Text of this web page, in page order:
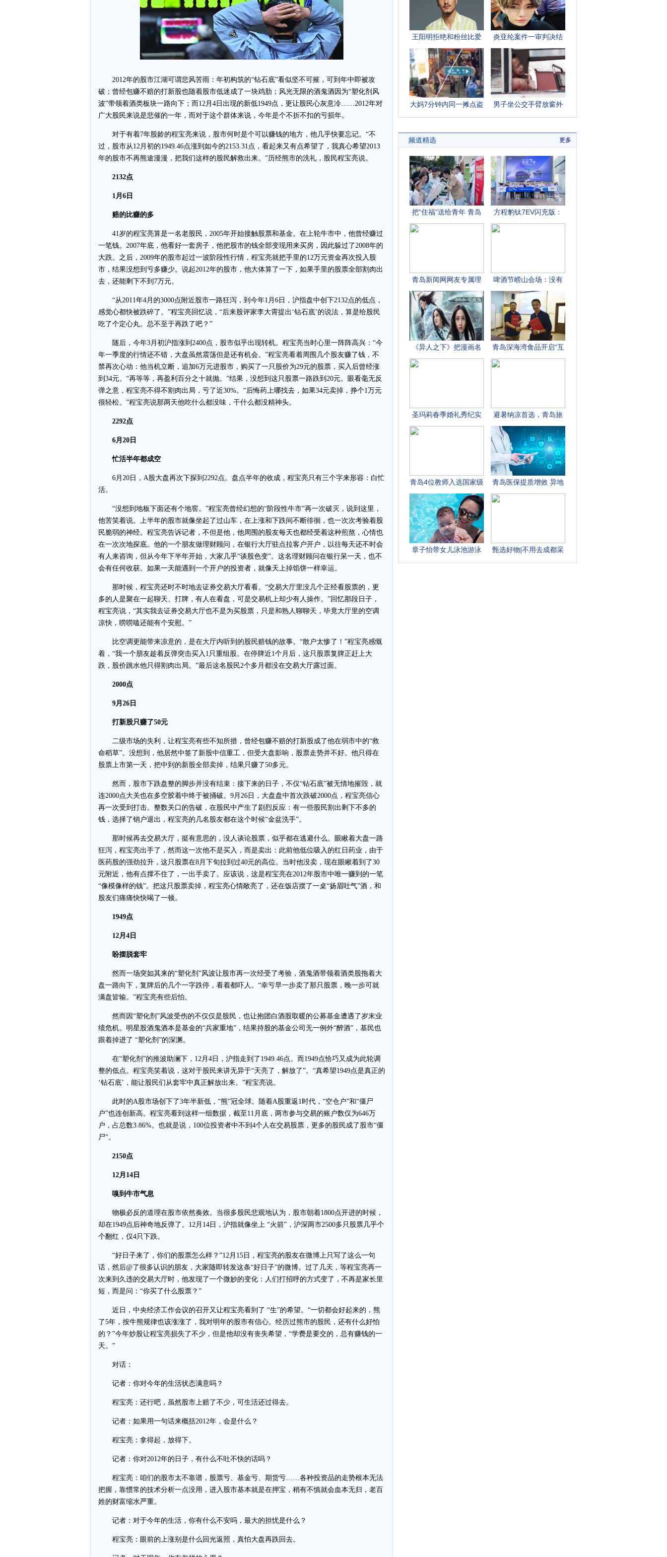
2012年的股市江湖可谓悲风苦雨：年初构筑的“钻石底”看似坚不可摧，可到年中即被攻
破；曾经包赚不赔的打新股也随着股市低迷成了一块鸡肋；风光无限的酒鬼酒因为“塑化剂风
波”带领着酒类板块一路向下；而12月4日出现的新低1949点，更让股民心灰意冷……2012年对
广大股民来说是悲催的一年，而对于这个群体来说，今年是个不折不扣的亏损年。
对于有着7年股龄的程宝亮来说，股市何时是个可以赚钱的地方，他几乎快要忘记。“不
过，股市从12月初的1949.46点涨到如今的2153.31点，看起来又有点希望了，我真心希望2013
年的股市不再熊途漫漫，把我们这样的股民解救出来。”历经熊市的洗礼，股民程宝亮说。
2132点
1月6日
赔的比赚的多
41岁的程宝亮算是一名老股民，2005年开始接触股票和基金。在上轮牛市中，他曾经赚过
一笔钱。2007年底，他看好一套房子，他把股市的钱全部变现用来买房，因此躲过了2008年的
大跌。之后，2009年的股市起过一波阶段性行情，程宝亮就把手里的12万元资金再次投入股
市，结果没想到亏多赚少。说起2012年的股市，他大体算了一下，如果手里的股票全部割肉出
去，还能剩下不到7万元。
“从2011年4月的3000点附近股市一路狂泻，到今年1月6日，沪指盘中创下2132点的低点，
感觉心都快被跌碎了。”程宝亮回忆说，“后来股评家李大霄提出‘钻石底’的说法，算是给股民
吃了个定心丸。总不至于再跌了吧？”
随后，今年3月初沪指涨到2400点，股市似乎出现转机。程宝亮当时心里一阵阵高兴：“今
年一季度的行情还不错，大盘虽然震荡但是还有机会。”程宝亮看着周围几个股友赚了钱，不
禁再次心动：他当机立断，追加6万元进股市，购买了一只股价为29元的股票，买入后曾经涨
到34元。“再等等，再盈利百分之十就抛。”结果，没想到这只股票一路跌到20元。眼看毫无反
弹之意，程宝亮不得不割肉出局，亏了近30%。“后悔药上哪找去，如果34元卖掉，挣个1万元
很轻松。”程宝亮说那两天他吃什么都没味，干什么都没精神头。
2292点
6月20日
忙活半年都成空
6月20日，A股大盘再次下探到2292点。盘点半年的收成，程宝亮只有三个字来形容：白忙
活。
“没想到地板下面还有个地窖。”程宝亮曾经幻想的“阶段性牛市”再一次破灭，说到这里，
他苦笑着说。上半年的股市就像坐起了过山车，在上涨和下跌间不断徘徊，也一次次考验着股
民脆弱的神经。程宝亮告诉记者，不但是他，他周围的股友每天也都经受着这种煎熬，心情也
在一次次地探底。他的一个朋友做理财顾问，在银行大厅驻点拉客户开户，以往每天还不时会
有人来咨询，但从今年下半年开始，大家几乎“谈股色变”。这名理财顾问在银行呆一天，也不
会有任何收获。如果一天能遇到一个开户的投资者，就像天上掉馅饼一样幸运。
那时候，程宝亮还时不时地去证券交易大厅看看。“交易大厅里没几个正经看股票的，更
多的人是聚在一起聊天、打牌，有人在看盘，可是交易机上却少有人操作。”回忆那段日子，
程宝亮说，“其实我去证券交易大厅也不是为买股票，只是和熟人聊聊天，毕竟大厅里的空调
凉快，唠唠嗑还能有个安慰。”
比空调更能带来凉意的，是在大厅内听到的股民赔钱的故事。“散户太惨了！”程宝亮感慨
着，“我一个朋友趁着反弹突击买入1只重组股。在停牌近1个月后，这只股票复牌正赶上大
跌，股价跳水他只得割肉出局。”最后这名股民2个多月都没在交易大厅露过面。
2000点
9月26日
打新股只赚了50元
二级市场的失利，让程宝亮有些不知所措，曾经包赚不赔的打新股成了他在弱市中的“救
命稻草”。没想到，他居然中签了新股中信重工，但受大盘影响，股票走势并不好。他只得在
股票上市第一天，把中到的新股全部卖掉，结果只赚了50多元。
然而，股市下跌盘整的脚步并没有结束：接下来的日子，不仅“钻石底”被无情地摧毁，就
连2000点大关也在多空胶着中终于被捅破。9月26日，大盘盘中首次跌破2000点，程宝亮信心
再一次受到打击。整数关口的告破，在股民中产生了剧烈反应：有一些股民割出剩下不多的
钱，选择了销户退出，程宝亮的几名股友都在这个时候“金盆洗手”。
那时候再去交易大厅，挺有意思的，没人谈论股票，似乎都在逃避什么。眼瞅着大盘一路
狂泻，程宝亮出手了，然而这一次他不是买入，而是卖出：此前他低位吸入的红日药业，由于
医药股的强劲拉升，这只股票在8月下旬拉到过40元的高位。当时他没卖，现在眼瞅着到了30
元附近，他有点撑不住了，一出手卖了。应该说，这是程宝亮在2012年股市中唯一赚到的一笔
“像模像样的钱”。把这只股票卖掉，程宝亮心情敞亮了，还在饭店摆了一桌“扬眉吐气”酒，和
股友们痛痛快快喝了一顿。
1949点
12月4日
盼摆脱套牢
然而一场突如其来的“塑化剂”风波让股市再一次经受了考验，酒鬼酒带领着酒类股拖着大
盘一路向下，复牌后的几个一字跌停，看着都吓人。“幸亏早一步卖了那只股票，晚一步可就
满盘皆输。”程宝亮有些后怕。
然而因“塑化剂”风波受伤的不仅仅是股民，也让抱团白酒股取暖的公募基金遭遇了岁末业
绩危机。明星股酒鬼酒本是基金的“兵家重地”，结果持股的基金公司无一例外“醉酒”，基民也
跟着掉进了 “塑化剂”的深渊。
在“塑化剂”的推波助澜下，12月4日，沪指走到了1949.46点。而1949点恰巧又成为此轮调
整的低点。程宝亮笑着说，这对于股民来讲无异于“天亮了，解放了”。“真希望1949点是真正的
‘钻石底’，能让股民们从套牢中真正解放出来。”程宝亮说。
此时的A股市场创下了3年半新低，“熊”冠全球。随着A股重返1时代，“空仓户”和“僵尸
户”也连创新高。程宝亮看到这样一组数据，截至11月底，两市参与交易的账户数仅为646万
户，占总数3.86%。也就是说，100位投资者中不到4个人在交易股票，更多的股民成了股市“僵
尸”。
2150点
12月14日
嗅到牛市气息
物极必反的道理在股市依然奏效。当很多股民悲观地认为，股市朝着1800点开进的时候，
却在1949点后神奇地反弹了。12月14日，沪指就像坐上 “火箭”，沪深两市2500多只股票几乎个
个翻红，仅4只下跌。
“好日子来了，你们的股票怎么样？”12月15日，程宝亮的股友在微博上只写了这么一句
话，然后@了很多认识的朋友，大家随即转发这条“好日子”的微博。过了几天，等程宝亮再一
次来到久违的交易大厅时，他发现了一个微妙的变化：人们打招呼的方式变了，不再是家长里
短，而是问：“你买了什么股票？”
近日，中央经济工作会议的召开又让程宝亮看到了 “生”的希望。“一切都会好起来的，熊
了5年，按牛熊规律也该涨涨了，我对明年的股市有信心。经历过熊市的股民，还有什么好怕
的？”今年炒股让程宝亮损失了不少，但是他却没有丧失希望，“学费是要交的，总有赚钱的一
天。”
对话：
记者：你对今年的生活状态满意吗？
程宝亮：还行吧，虽然股市上赔了不少，可生活还过得去。
记者：如果用一句话来概括2012年，会是什么？
程宝亮：拿得起，放得下。
记者：你对2012年的日子，有什么不吐不快的话吗？
程宝亮：咱们的股市太不靠谱，股票亏、基金亏、期货亏……各种投资品的走势根本无法
把握，靠惯常的技术分析一点没用，进入股市基本就是在押宝，稍有不慎就会血本无归，老百
姓的财富缩水严重。
记者：对于今年的生活，你有什么不安吗，最大的担忧是什么？
程宝亮：眼前的上涨别是什么回光返照，真怕大盘再跌回去。